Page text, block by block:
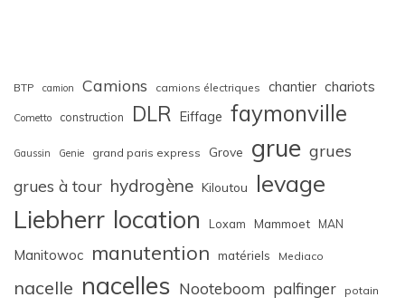
BTP camion Camions camions électriques chantier chariots
Cometto construction DLR Eiffage faymonville
Gaussin Genie grand paris express Grove grue grues
grues à tour hydrogène Kiloutou levage
Liebherr location Loxam Mammoet MAN
Manitowoc manutention matériels Mediaco
nacelle nacelles Nooteboom palfinger potain